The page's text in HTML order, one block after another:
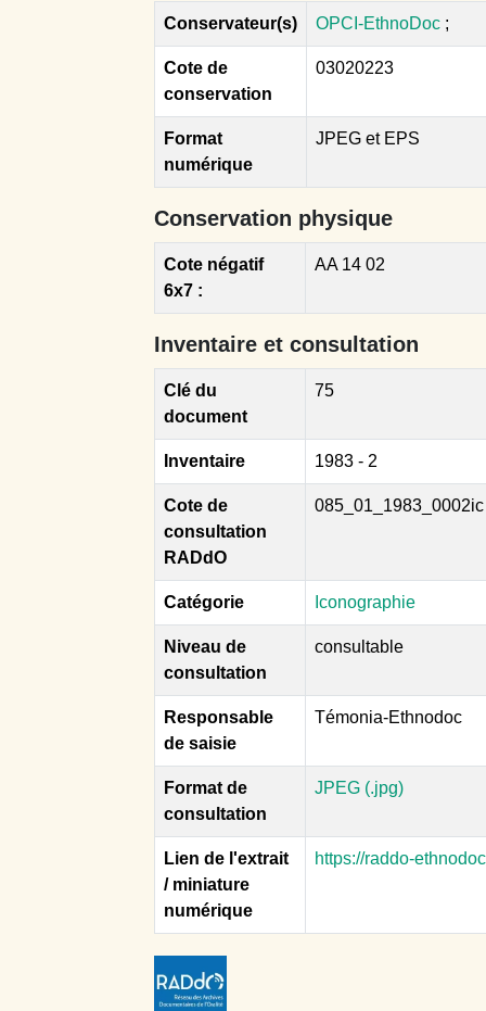
Conservateur(s) OPCI-EthnoDoc ;
Cote de
conservation
03020223
Format
numérique
JPEG et EPS
Conservation physique
Cote négatif
6x7 :
AA 14 02
Inventaire et consultation
Clé du
document
75
Inventaire 1983 - 2
Cote de
consultation
RADdO
085_01_1983_0002ic
Catégorie Iconographie
Niveau de
consultation
consultable
Responsable
de saisie
Témonia-Ethnodoc
Format de
consultation
JPEG (.jpg)
Lien de l'extrait
/ miniature
numérique
https://raddo-